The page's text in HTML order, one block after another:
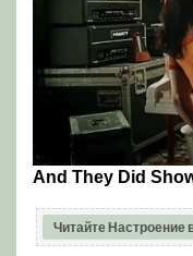
Читайте Настроение